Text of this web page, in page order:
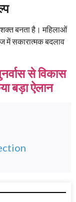
बनता है। महिलाओं
में सकारात्मक बदलाव
से विकास
बड़ा ऐलान